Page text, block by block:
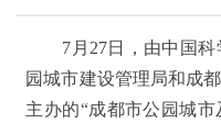
7月27日，由中国科
园城市建设管理局和成
主办的“成都市公园城